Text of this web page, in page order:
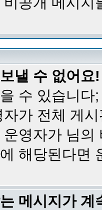
낼 수 없어요!
수 있습니
가 전체 게
영자가 님
해당된다면
메시지가 계